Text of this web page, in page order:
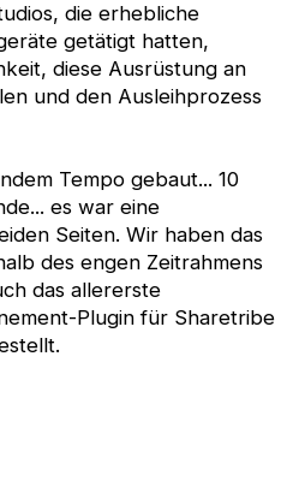
die erhebliche
getätigt hatten,
diese Ausrüstung an
und den Ausleihprozess
Tempo gebaut... 10
es war eine
Seiten. Wir haben das
des engen Zeitrahmens
das allererste
Plugin für Sharetribe